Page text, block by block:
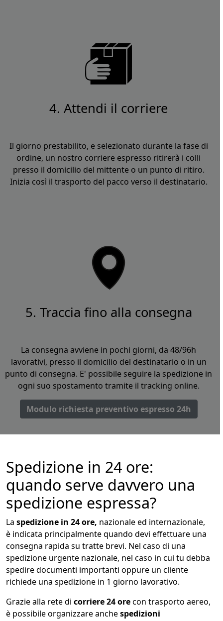
4. Attendi il corriere
Il giorno prestabilito, e selezionato durante la fase di
ordine, un nostro corriere espresso ritirerà i colli
presso il domicilio del mittente o un punto di ritiro.
Inizia così il trasporto del pacco verso il destinatario.
5. Traccia fino alla consegna
La consegna avviene in pochi giorni, da 48/96h
lavorativi, presso il domicilio del destinatario o in un
punto di consegna. E' possibile seguire la spedizione in
ogni suo spostamento tramite il tracking online.
Modulo richiesta preventivo espresso 24h
Spedizione in 24 ore:
quando serve davvero una
spedizione espressa?
La spedizione in 24 ore, nazionale ed internazionale,
è indicata principalmente quando devi effettuare una
consegna rapida su tratte brevi. Nel caso di una
spedizione urgente nazionale, nel caso in cui tu debba
spedire documenti importanti oppure un cliente
richiede una spedizione in 1 giorno lavorativo.
Grazie alla rete di corriere 24 orecon trasporto aereo,
è possibile organizzare anchespedizioni